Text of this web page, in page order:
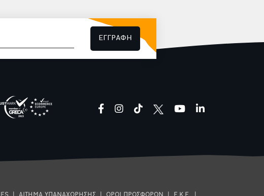
ΕΓΓΡΑΦΗ
facebookinstagram
tiktok youtubelinkedin